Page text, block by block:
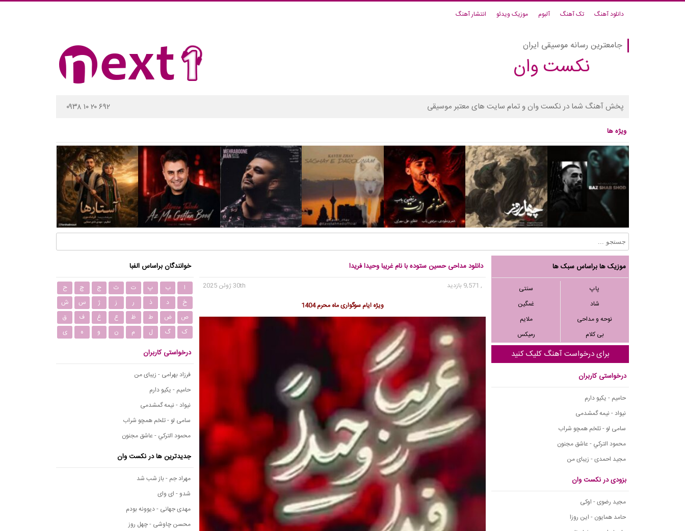
دانلود آهنگ تک آهنگ آلبوم موزیک ویدئو انتشار آهنگ
جامعترین رسانه موسیقی ایران
نکست وان
پخش آهنگ شما در نکست وان و تمام سایت های معتبر موسیقی ۰۹۳۸ ۱۰ ۲۰ ۶۹۲
ویژه ها
موزیک ها براساس سبک ها
پاپ
سنتی
شاد
غمگین
نوحه و مداحی
ملایم
بی کلام
رمیکس
برای درخواست آهنگ کلیک کنید
درخواستی کاربران
حامیم - یکیو دارم
نیواد - نیمه گمشدمی
سامی لو - تلخم همچو شراب
محمود التركي - عاشق مجنون
مجید احمدی - زیبای من
بزودی در نکست وان
مجید رضوی - اوکی
حامد همایون - این روزا
دانلود مداحی حسین ستوده با نام غریبا وحیدا فریدا
, 9,571 بازدید
30th ژوئن 2025
ویژه ایام سوگواری ماه محرم 1404
خوانندگان براساس الفبا
ا ب پ ت ث ج چ
ح
خ
د ذ ر ز ژ س
ش
ص
ض ط ظ ع غ ف
ق
ک
گ ل م ن و ه ی
درخواستی کاربران
فرزاد بهرامی - زیبای من
حامیم - یکیو دارم
نیواد - نیمه گمشدمی
سامی لو - تلخم همچو شراب
محمود التركي - عاشق مجنون
جدیدترین ها در نکست وان
مهراد جم - باز شب شد
شدو - ای وای
مهدی جهانی - دیوونه بودم
محسن چاوشی - چهل روز